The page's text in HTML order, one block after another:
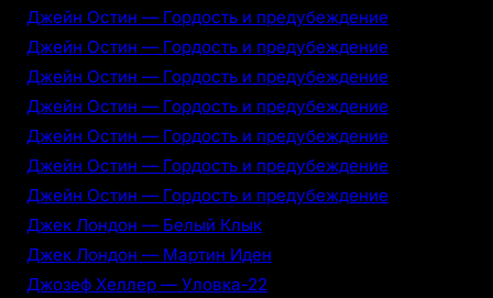
Джейн Остин — Гордость и предубеждение
Джейн Остин — Гордость и предубеждение
Джейн Остин — Гордость и предубеждение
Джейн Остин — Гордость и предубеждение
Джейн Остин — Гордость и предубеждение
Джейн Остин — Гордость и предубеждение
Джейн Остин — Гордость и предубеждение
Джек Лондон — Белый Клык
Джек Лондон — Мартин Иден
Джозеф Хеллер — Уловка-22